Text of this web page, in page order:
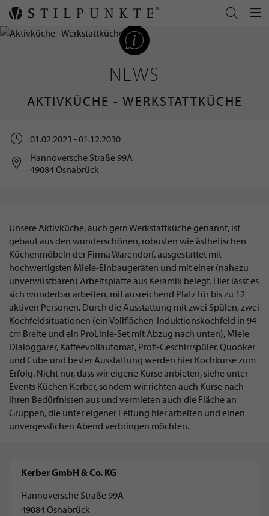
NEWS
AKTIVKÜCHE - WERKSTATTKÜCHE
01.02.2023 - 01.12.2030
Hannoversche Straße 99A
49084 Osnabrück
Unsere Aktivküche, auch gern Werkstattküche genannt, ist
gebaut aus den wunderschönen, robusten wie ästhetischen
Küchenmöbeln der Firma Warendorf, ausgestattet mit
hochwertigsten Miele-Einbaugeräten und mit einer (nahezu
unverwüstbaren) Arbeitsplatte aus Keramik belegt. Hier lässt es
sich wunderbar arbeiten, mit ausreichend Platz für bis zu 12
aktiven Personen. Durch die Ausstattung mit zwei Spülen, zwei
Kochfeldsituationen (ein Vollflächen-Induktionskochfeld in 94
cm Breite und ein ProLinie-Set mit Abzug nach unten), Miele
Dialoggarer, Kaffeevollautomat, Profi-Geschirrspüler, Quooker
und Cube und bester Ausstattung werden hier Kochkurse zum
Erfolg. Nicht nur, dass wir eigene Kurse anbieten, siehe unter
Events Küchen Kerber, sondern wir richten auch Kurse nach
Ihren Bedürfnissen aus und vermieten auch die Fläche an
Gruppen, die unter eigener Leitung hier arbeiten und einen
unvergesslichen Abend verbringen möchten.
Kerber GmbH & Co. KG
Hannoversche Straße 99A
49084 Osnabrück